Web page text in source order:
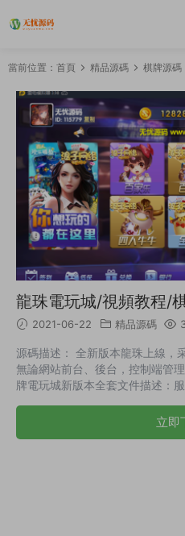
當前位置： 首頁 精品源碼 棋牌源碼
龍珠電玩城/視頻教程/
2021-06-22 精品源碼
源碼描述： 全新版本龍珠上線，
無論網站前台、後台，控制端管
牌電玩城新版本全套文件描述：
前台、管理後台，全套組件非常
果垃霸 二人牛牛 财神垃霸 百人
立即